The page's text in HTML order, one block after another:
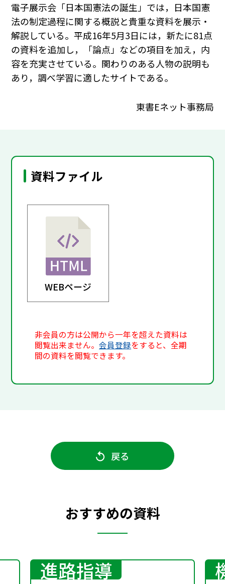
電子展示会「日本国憲法の誕生」では，日本国憲
法の制定過程に関する概説と貴重な資料を展示・
解説している。平成16年5月3日には，新たに81点
の資料を追加し，「論点」などの項目を加え，内
容を充実させている。関わりのある人物の説明も
あり，調べ学習に適したサイトである。
東書Eネット事務局
資料ファイル
WEBページ
非会員の方は公開から一年を超えた資料は
閲覧出来ません。会員登録をすると、全期
間の資料を閲覧できます。
戻る
おすすめの資料
進路指導